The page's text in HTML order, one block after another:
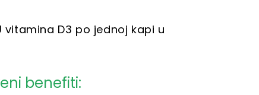
vitamina D3 po jednoj kapi u
benefiti: